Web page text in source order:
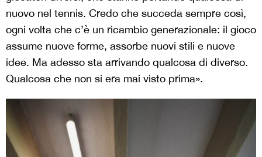
nuovo nel tennis. Credo che succeda sempre così,
ogni volta che c’è un ricambio generazionale: il gioco
assume nuove forme, assorbe nuovi stili e nuove
idee. Ma adesso sta arrivando qualcosa di diverso.
Qualcosa che non si era mai visto prima».